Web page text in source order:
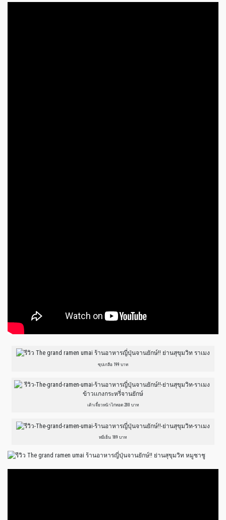
ซุปเกลือ 199 บาท
เต้าเจี้ยวหน้าไก่ทอด 200 บาท
หมี่เย็น 189 บาท